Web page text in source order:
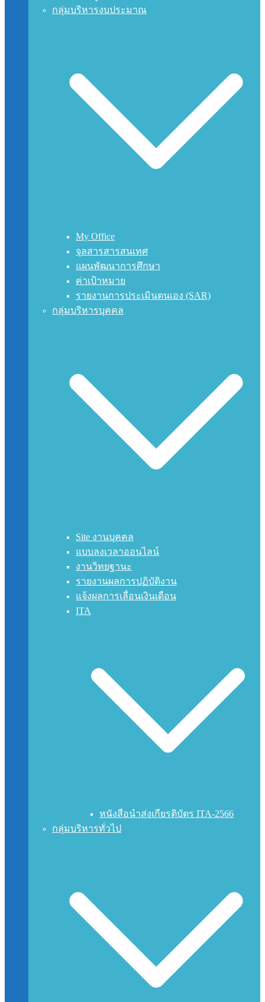
กลุ่มบริหารงบประมาณ
My Office
จุลสารสารสนเทศ
แผนพัฒนาการศึกษา
ค่าเป้าหมาย
รายงานการประเมินตนเอง (SAR)
กลุ่มบริหารบุคคล
Site งานบุคคล
แบบลงเวลาออนไลน์
งานวิทยฐานะ
รายงานผลการปฏิบัติงาน
แจ้งผลการเลื่อนเงินเดือน
ITA
หนังสือนำส่งเกียรติบัตร ITA-2566
กลุ่มบริหารทั่วไป